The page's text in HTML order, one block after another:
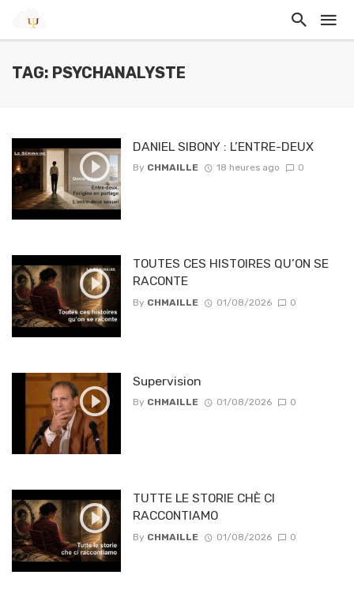
TAG: PSYCHANALYSTE
DANIEL SIBONY : L’ENTRE-DEUX
By CHMAILLE 18 heures ago 0
TOUTES CES HISTOIRES QU’ON SE
RACONTE
By CHMAILLE 01/08/2026 0
Supervision
By CHMAILLE 01/08/2026 0
TUTTE LE STORIE CHÈ CI
RACCONTIAMO
By CHMAILLE 01/08/2026 0